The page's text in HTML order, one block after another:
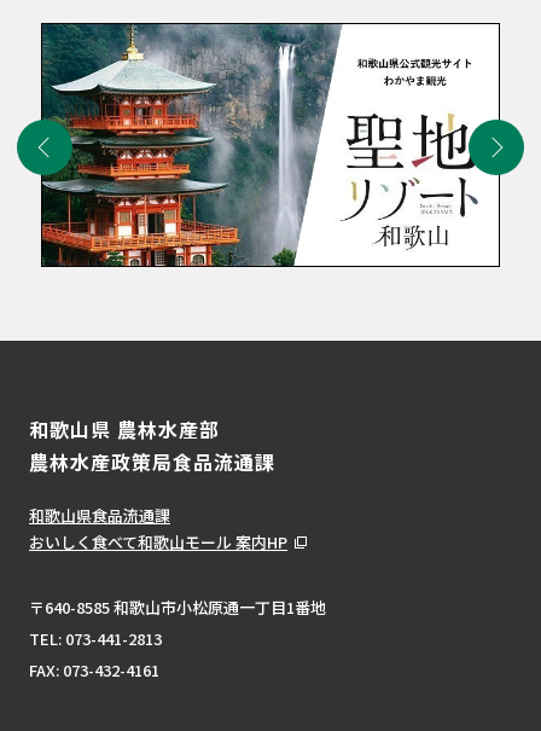
和歌山県 農林水産部
農林水産政策局食品流通課
和歌山県食品流通課
おいしく食べて和歌山モール 案内HP
〒640-8585 和歌山市小松原通一丁目1番地
TEL: 073-441-2813
FAX: 073-432-4161